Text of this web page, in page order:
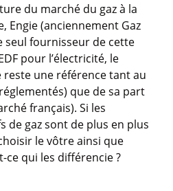
du marché du gaz à la
Engie (anciennement Gaz
seul fournisseur de cette
pour l’électricité, le
une référence tant au
que de sa part
français). Si les
de gaz sont de plus en plus
le vôtre ainsi que
ce qui les différencie ?